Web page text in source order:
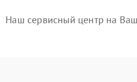
Наш сервисный центр на